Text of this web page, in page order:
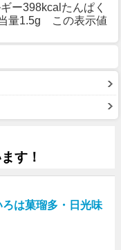
ー398kcalたんぱく
量1.5g この表示値
す！
は菓瑠多・日光味